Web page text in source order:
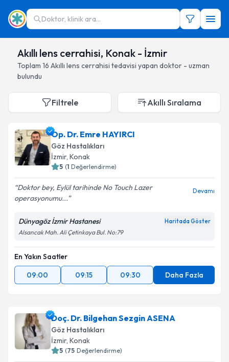
Doktor, klinik ara...
Akıllı lens cerrahisi, Konak - İzmir
Toplam 16 Akıllı lens cerrahisi tedavisi yapan doktor - uzman
bulundu
Filtrele Akıllı Sıralama
Op. Dr. Emre HAYIRCI
Göz Hastalıkları
İzmir, Konak
5 (1 Değerlendirme)
Doktor bey, Eylül tarihinde No Touch Lazer
operasyonumu...
Devamı
Dünyagöz İzmir Hastanesi Haritada Göster
Alsancak Mah. Ali Çetinkaya Bul. No:79
En Yakın Saatler
09:00
09:15 09:30 Daha Fazla
Doç. Dr. Bilgehan Sezgin ASENA
Göz Hastalıkları
İzmir, Konak
5 (75 Değerlendirme)